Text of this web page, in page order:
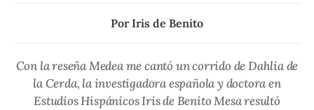
PorIris de Benito
Con la reseña Medea me cantó un corrido de Dahlia de
la Cerda, la investigadora española y doctora en
Estudios Hispánicos Iris de Benito Mesa resultó